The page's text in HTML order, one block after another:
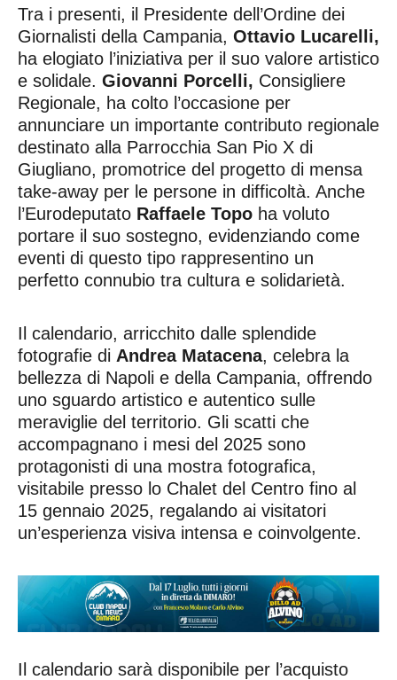
Tra i presenti, il Presidente dell’Ordine dei
Giornalisti della Campania, Ottavio Lucarelli,
ha elogiato l’iniziativa per il suo valore artistico
e solidale. Giovanni Porcelli, Consigliere
Regionale, ha colto l’occasione per
annunciare un importante contributo regionale
destinato alla Parrocchia San Pio X di
Giugliano, promotrice del progetto di mensa
take-away per le persone in difficoltà. Anche
l’Eurodeputato Raffaele Topo ha voluto
portare il suo sostegno, evidenziando come
eventi di questo tipo rappresentino un
perfetto connubio tra cultura e solidarietà.
Il calendario, arricchito dalle splendide
fotografie di Andrea Matacena, celebra la
bellezza di Napoli e della Campania, offrendo
uno sguardo artistico e autentico sulle
meraviglie del territorio. Gli scatti che
accompagnano i mesi del 2025 sono
protagonisti di una mostra fotografica,
visitabile presso lo Chalet del Centro fino al
15 gennaio 2025, regalando ai visitatori
un’esperienza visiva intensa e coinvolgente.
Il calendario sarà disponibile per l’acquisto